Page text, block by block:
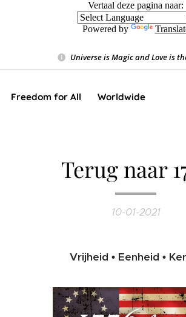
Vertaal deze pagina naar:
Powered by
Universe is Magic and Love is
Freedom for All ❤️ Worldwide
Terug naar
10-01-2021
Vrijheid • Eenheid •